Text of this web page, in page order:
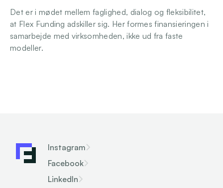
Det er i mødet mellem faglighed, dialog og fleksibilitet,
at Flex Funding adskiller sig. Her formes finansieringen i
samarbejde med virksomheden, ikke ud fra faste
modeller.
Instagram
Facebook
LinkedIn